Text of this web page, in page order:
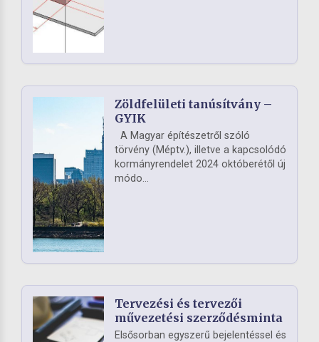
Zöldfelületi tanúsítvány –
GYIK
A Magyar építészetről szóló
törvény (Méptv.), illetve a kapcsolódó
kormányrendelet 2024 októberétől új
módo...
Tervezési és tervezői
művezetési szerződésminta
Elsősorban egyszerű bejelentéssel és